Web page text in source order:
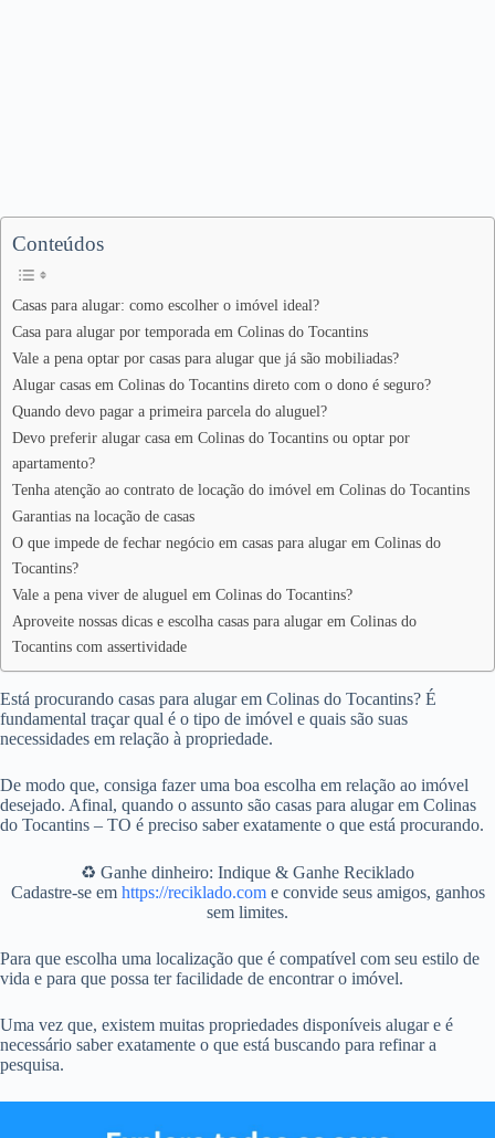
Conteúdos
Casas para alugar: como escolher o imóvel ideal?
Casa para alugar por temporada em Colinas do Tocantins
Vale a pena optar por casas para alugar que já são mobiliadas?
Alugar casas em Colinas do Tocantins direto com o dono é seguro?
Quando devo pagar a primeira parcela do aluguel?
Devo preferir alugar casa em Colinas do Tocantins ou optar por
apartamento?
Tenha atenção ao contrato de locação do imóvel em Colinas do Tocantins
Garantias na locação de casas
O que impede de fechar negócio em casas para alugar em Colinas do
Tocantins?
Vale a pena viver de aluguel em Colinas do Tocantins?
Aproveite nossas dicas e escolha casas para alugar em Colinas do
Tocantins com assertividade
Está procurando casas para alugar em Colinas do Tocantins? É
fundamental traçar qual é o tipo de imóvel e quais são suas
necessidades em relação à propriedade.
De modo que, consiga fazer uma boa escolha em relação ao imóvel
desejado. Afinal, quando o assunto são casas para alugar em Colinas
do Tocantins – TO é preciso saber exatamente o que está procurando.
♻️ Ganhe dinheiro: Indique & Ganhe Reciklado
Cadastre-se em https://reciklado.come convide seus amigos, ganhos
sem limites.
Para que escolha uma localização que é compatível com seu estilo de
vida e para que possa ter facilidade de encontrar o imóvel.
Uma vez que, existem muitas propriedades disponíveis alugar e é
necessário saber exatamente o que está buscando para refinar a
pesquisa.